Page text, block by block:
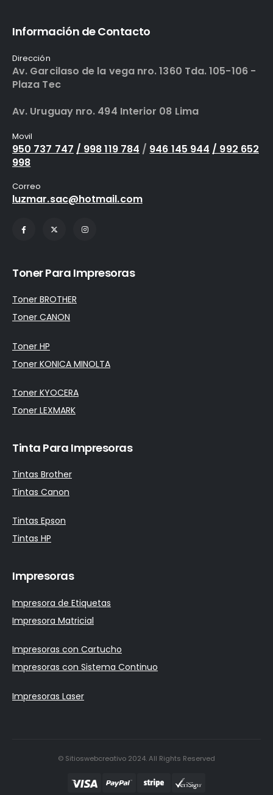
Información de Contacto
Dirección
Av. Garcilaso de la vega nro. 1360 Tda. 105-106 -
Plaza Tec
Av. Uruguay nro. 494 Interior 08 Lima
Movil
950 737 747 / 998 119 784 / 946 145 944 / 992 652
998
Correo
luzmar.sac@hotmail.com
Toner Para Impresoras
Toner BROTHER
Toner CANON
Toner HP
Toner KONICA MINOLTA
Toner KYOCERA
Toner LEXMARK
Tinta Para Impresoras
Tintas Brother
Tintas Canon
Tintas Epson
Tintas HP
Impresoras
Impresora de Etiquetas
Impresora Matricial
Impresoras con Cartucho
Impresoras con Sistema Continuo
Impresoras Laser
© Sitioswebcreativo 2024. All Rights Reserved